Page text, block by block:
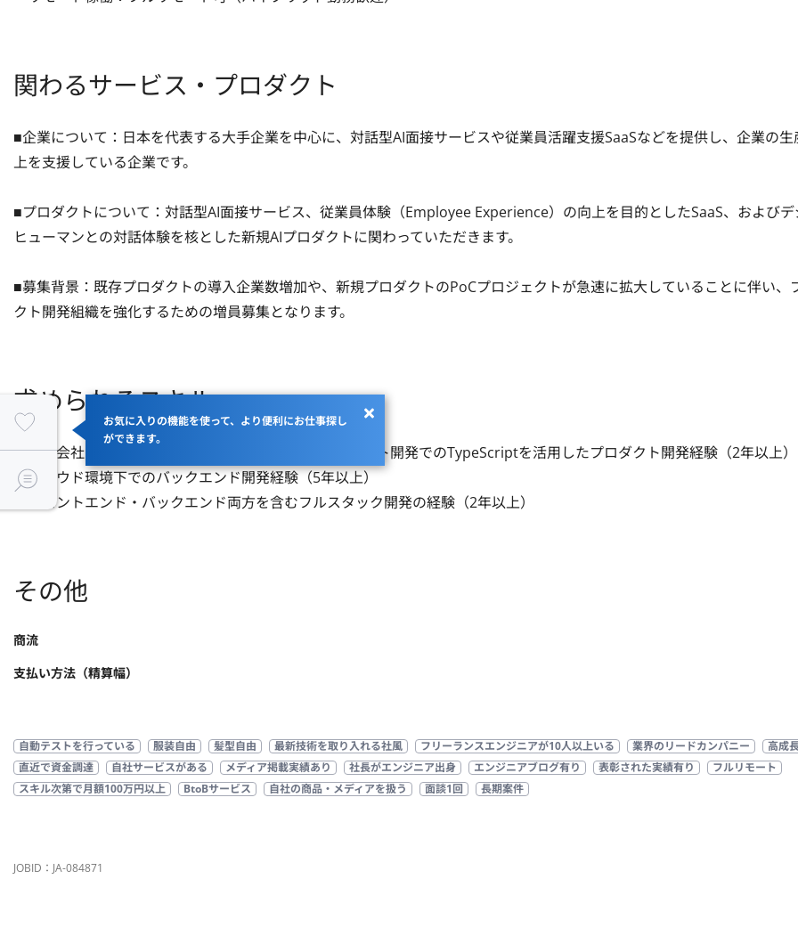
お気に入りの機能を使って、より便利にお仕事探し
ができます。
関わるサービス・プロダクト
■企業について：日本を代表する大手企業を中心に、対話型AI面接サービスや従業員活躍支援SaaSなどを提供し、企業の生
上を支援している企業です。
■プロダクトについて：対話型AI面接サービス、従業員体験（Employee Experience）の向上を目的としたSaaS、および
ヒューマンとの対話体験を核とした新規AIプロダクトに関わっていただきます。
■募集背景：既存プロダクトの導入企業数増加や、新規プロダクトのPoCプロジェクトが急速に拡大していることに伴い、
クト開発組織を強化するための増員募集となります。
求められるスキル
・事業会社（受託やSESのみはNG）SaaSなどのプロダクト開発でのTypeScriptを活用したプロダクト開発経験（2年以上）
・クラウド環境下でのバックエンド開発経験（5年以上）
・フロントエンド・バックエンド両方を含むフルスタック開発の経験（2年以上）
その他
商流
支払い方法（精算幅）
自動テストを行っている 服装自由 髪型自由 最新技術を取り入れる社風 フリーランスエンジニアが10人以上いる 業界のリードカンパニー
高成
直近で資金調達
自社サービスがある メディア掲載実績あり 社長がエンジニア出身 エンジニアブログ有り 表彰された実績有り
フルリモート
スキル次第で月額100万円以上
BtoBサービス 自社の商品・メディアを扱う 面談1回 長期案件
JOBID：JA-084871